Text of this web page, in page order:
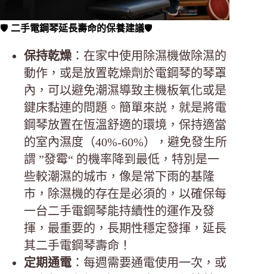
🛡️ 二手電鋼琴延長壽命的保養建議🛡️
保持乾燥 ：在家中使用除濕機做除濕的
動作，或是放置乾燥劑於電鋼琴的琴罩
內，可以避免潮濕導致主機板氧化或是
鍵床黏連的問題。簡單來説，就是將電
鋼琴放置在恆溫舒適的環境，保持適當
的室內濕度（40%-60%），避免發生所
謂 ”發霉“ 的機率降到最低，特別是一
些較潮濕的城市，像是常下雨的基隆
市，除濕機的存在是必須的，以確保每
一台二手電鋼琴能持續性的運作及發
揮，最重要的，長期性穩定發揮，延長
其二手電鋼琴壽命！
定期通電 ：每週需要通電使用一次，或